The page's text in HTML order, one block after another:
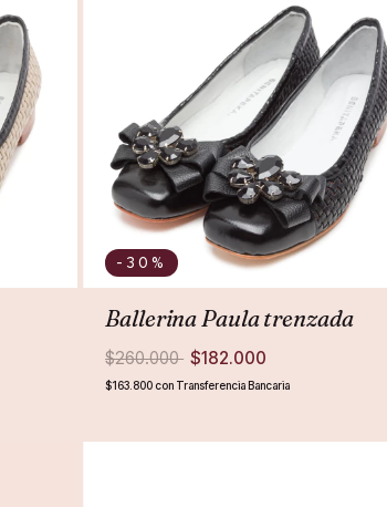
-30 %
Ballerina Paula trenzada
$260.000 $182.000
$163.800 con Transferencia Bancaria